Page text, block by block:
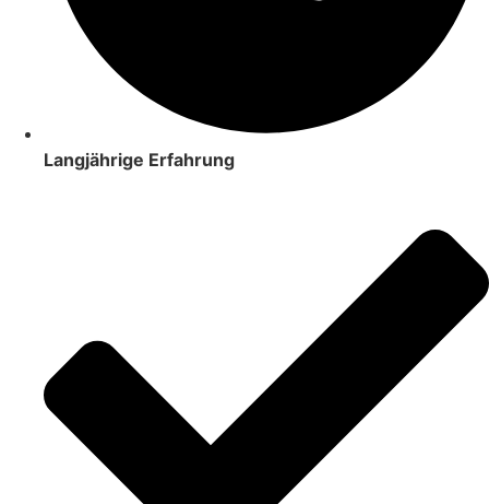
Langjährige Erfahrung